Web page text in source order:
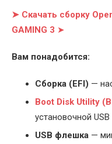
➤ Скачать сборку
GAMING 3 ➤
Вам понадобится:
Cборка (EFI) —
Boot Disk Utility
установочной
USB флешка —